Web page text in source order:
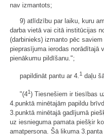
nav izmantots;
9) atlīdzību par laiku, kuru
darba vietā vai citā institūcijas
(darbinieks) izmanto pēc
pieprasījuma ierodas norādītajā
pienākumu pildīšanu.";
papildināt pantu ar 4.1 daļu
"(41) Tiesnešiem ir tiesības
4.punktā minētajām papildu
3.punktā minētajā gadījumā
uz iesnieguma pamata piešķir
amatpersona. Šā likuma